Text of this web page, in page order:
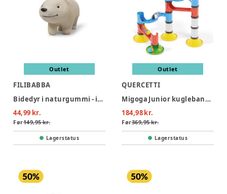
Outlet
FILIBABBA
Bidedyr i naturgummi - isbjørnen polly
44,99 kr.
Før149,95 kr.
Lagerstatus
Outlet
QUERCETTI
Migoga Junior kuglebane (31 dele)
184,98 kr.
Før369,95 kr.
Lagerstatus